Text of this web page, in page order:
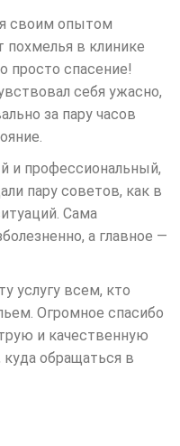
отеков, если
кислота для
системы;
при
своим опытом
похмелья в клинике
просто спасение!
себя ужасно,
за пару часов
и профессиональный,
пару советов, как в
Сама
а главное —
услугу всем, кто
Огромное спасибо
и качественную
обращаться в